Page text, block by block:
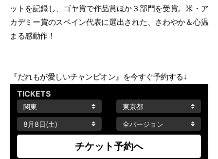
ットを記録し、ゴヤ賞で作品賞ほか３部門を受賞。米・ア
カデミー賞のスペイン代表に選出された、さわやか＆心温
まる感動作！
『だれもが愛しいチャンピオン』を今すぐ予約する↓